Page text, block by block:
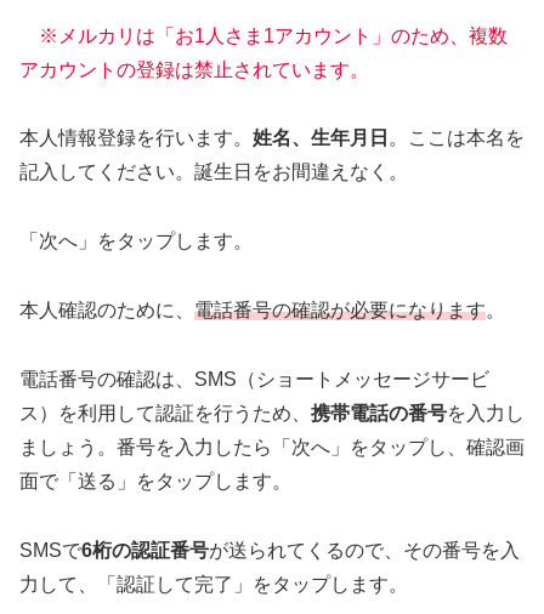
※メルカリは「お1人さま1アカウント」のため、複数
アカウントの登録は禁止されています。
本人情報登録を行います。 姓名、生年月日 。ここは本名を
記入してください。誕生日をお間違えなく。
「次へ」をタップします。
本人確認のために、 電話番号の確認が必要になります。
電話番号の確認は、SMS（ショートメッセージサービ
ス）を利用して認証を行うため、 携帯電話の番号を入力し
ましょう。番号を入力したら「次へ」をタップし、確認画
面で「送る」をタップします。
SMSで6桁の認証番号が送られてくるので、その番号を入
力して、「認証して完了」をタップします。